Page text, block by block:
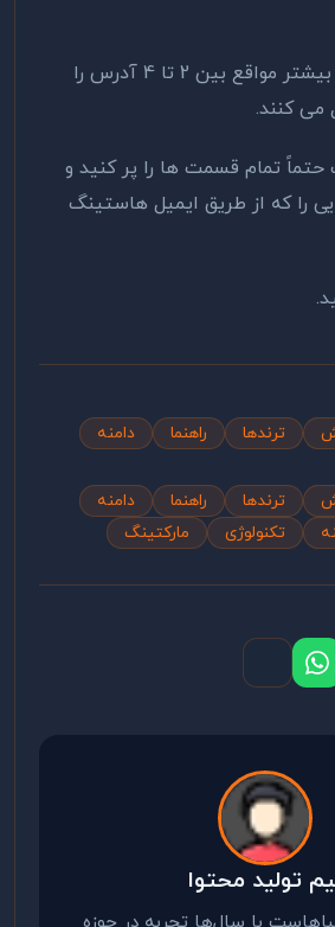
اما هاستینگ ها در بیشتر مواقع بین 2 تا 4 آدرس را
می کنند.
حتماً تمام قسمت ها را پر کنید و
را که از طریق ایمیل هاستینگ
ترندها راهنما
دامنه
ترندها راهنما
دامنه
تکنولوژی مارکتینگ
تولید محتوا